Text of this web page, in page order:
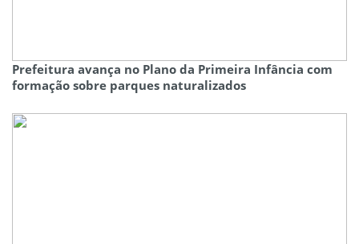
Prefeitura avança no Plano da Primeira Infância com
formação sobre parques naturalizados